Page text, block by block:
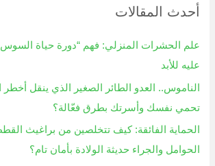
ثأحدث المقالات
علم الحشرات المنزلي: فهم “دورة حياة
عليه للأبد
الناموس.. العدو الطائر الصغير الذي ينقل
تحمي نفسك وأسرتك بطرق فعّالة؟
الحماية الفائقة: كيف تتخلصين من براغيث
الحوامل والجراء حديثة الولادة بأمان تام؟